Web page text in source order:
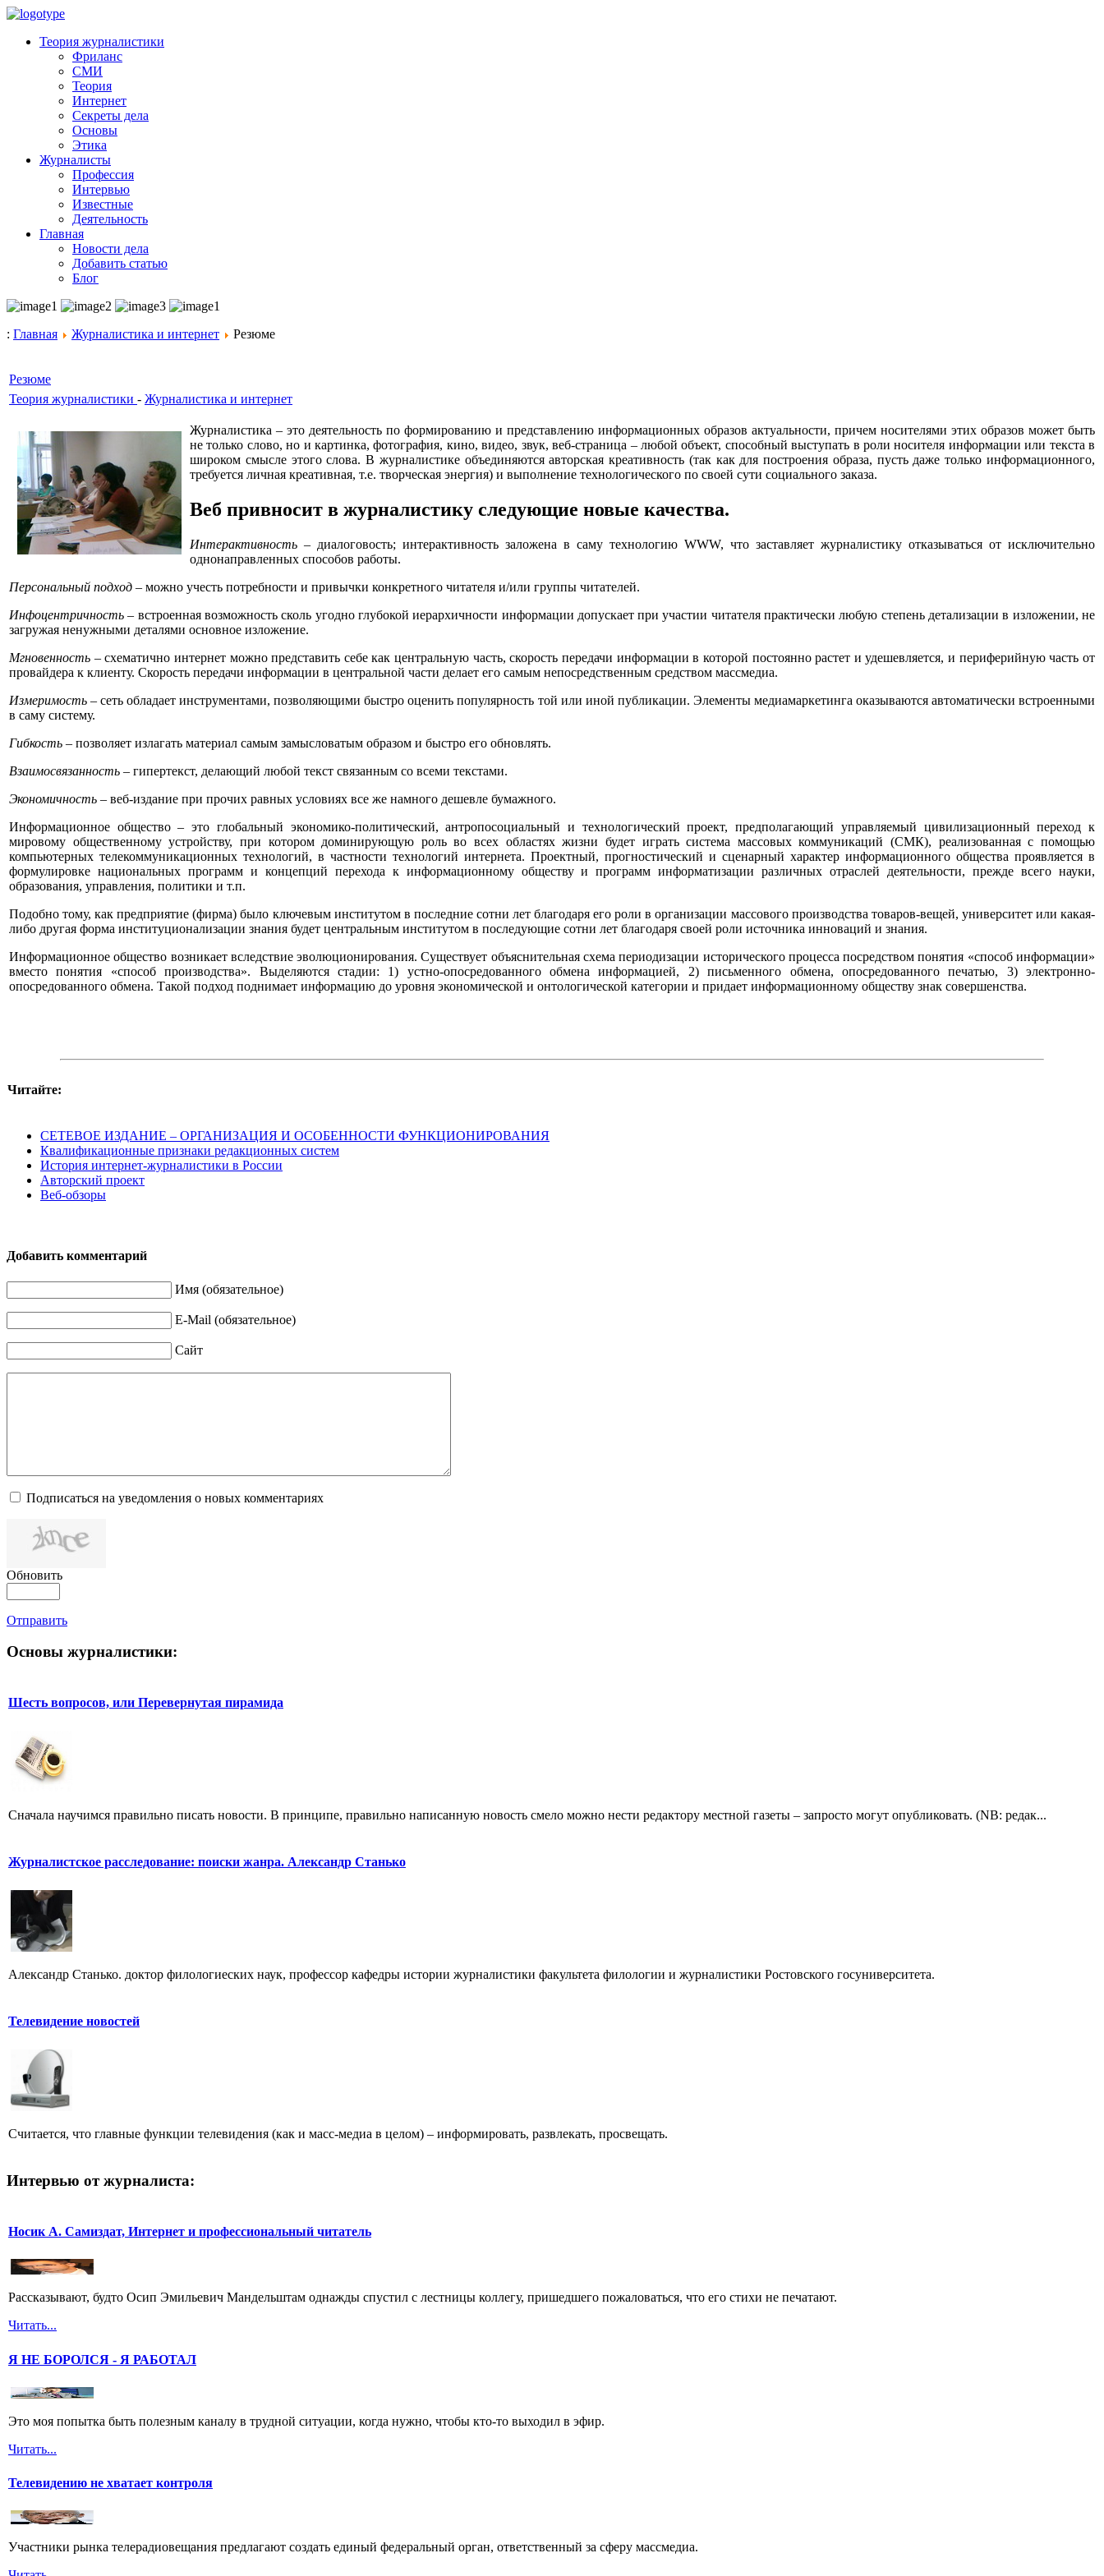
Теория журналистики
Фриланс
СМИ
Теория
Интернет
Секреты дела
Основы
Этика
Журналисты
Профессия
Интервью
Известные
Деятельность
Главная
Новости дела
Добавить статью
Блог
: Главная Журналистика и интернет Резюме
Резюме
Теория журналистики - Журналистика и интернет
Журналистика – это деятельность по формированию и представлению информационных образов актуальности, причем носителями этих образов может быть
не только слово, но и картинка, фотография, кино, видео, звук, веб-страница – любой объект, способный выступать в роли носителя информации или текста в
широком смысле этого слова. В журналистике объединяются авторская креативность (так как для построения образа, пусть даже только информационного,
требуется личная креативная, т.е. творческая энергия) и выполнение технологического по своей сути социального заказа.
Веб привносит в журналистику следующие новые качества.
Интерактивность – диалоговость; интерактивность заложена в саму технологию WWW, что заставляет журналистику отказываться от исключительно
однонаправленных способов работы.
Персональный подход – можно учесть потребности и привычки конкретного читателя и/или группы читателей.
Инфоцентричность – встроенная возможность сколь угодно глубокой иерархичности информации допускает при участии читателя практически любую степень детализации в изложении, не
загружая ненужными деталями основное изложение.
Мгновенность – схематично интернет можно представить себе как центральную часть, скорость передачи информации в которой постоянно растет и удешевляется, и периферийную часть от
провайдера к клиенту. Скорость передачи информации в центральной части делает его самым непосредственным средством массмедиа.
Измеримость – сеть обладает инструментами, позволяющими быстро оценить популярность той или иной публикации. Элементы медиамаркетинга оказываются автоматически встроенными
в саму систему.
Гибкость – позволяет излагать материал самым замысловатым образом и быстро его обновлять.
Взаимосвязанность – гипертекст, делающий любой текст связанным со всеми текстами.
Экономичность – веб-издание при прочих равных условиях все же намного дешевле бумажного.
Информационное общество – это глобальный экономико-политический, антропосоциальный и технологический проект, предполагающий управляемый цивилизационный переход к
мировому общественному устройству, при котором доминирующую роль во всех областях жизни будет играть система массовых коммуникаций (СМК), реализованная с помощью
компьютерных телекоммуникационных технологий, в частности технологий интернета. Проектный, прогностический и сценарный характер информационного общества проявляется в
формулировке национальных программ и концепций перехода к информационному обществу и программ информатизации различных отраслей деятельности, прежде всего науки,
образования, управления, политики и т.п.
Подобно тому, как предприятие (фирма) было ключевым институтом в последние сотни лет благодаря его роли в организации массового производства товаров-вещей, университет или какая-
либо другая форма институционализации знания будет центральным институтом в последующие сотни лет благодаря своей роли источника инноваций и знания.
Информационное общество возникает вследствие эволюционирования. Существует объяснительная схема периодизации исторического процесса посредством понятия «способ информации»
вместо понятия «способ производства». Выделяются стадии: 1) устно-опосредованного обмена информацией, 2) письменного обмена, опосредованного печатью, 3) электронно-
опосредованного обмена. Такой подход поднимает информацию до уровня экономической и онтологической категории и придает информационному обществу знак совершенства.
Читайте:
СЕТЕВОЕ ИЗДАНИЕ – ОРГАНИЗАЦИЯ И ОСОБЕННОСТИ ФУНКЦИОНИРОВАНИЯ
Квалификационные признаки редакционных систем
История интернет-журналистики в России
Авторский проект
Веб-обзоры
Добавить комментарий
Имя (обязательное)
E-Mail (обязательное)
Сайт
Подписаться на уведомления о новых комментариях
Обновить
Отправить
Основы журналистики:
Шесть вопросов, или Перевернутая пирамида
Сначала научимся правильно писать новости. В принципе, правильно написанную новость смело можно нести редактору местной газеты – запросто могут опубликовать. (NB: редак...
Журналистское расследование: поиски жанра. Александр Станько
Александр Станько. доктор филологиеских наук, профессор кафедры истории журналистики факультета филологии и журналистики Ростовского госуниверситета.
Телевидение новостей
Считается, что главные функции телевидения (как и масс-медиа в целом) – информировать, развлекать, просвещать.
Интервью от журналиста:
Носик А. Самиздат, Интернет и профессиональный читатель
Рассказывают, будто Осип Эмильевич Мандельштам однажды спустил с лестницы коллегу, пришедшего пожаловаться, что его стихи не печатают.
Читать...
Я НЕ БОРОЛСЯ - Я РАБОТАЛ
Это моя попытка быть полезным каналу в трудной ситуации, когда нужно, чтобы кто-то выходил в эфир.
Читать...
Телевидению не хватает контроля
Участники рынка телерадиовещания предлагают создать единый федеральный орган, ответственный за сферу массмедиа.